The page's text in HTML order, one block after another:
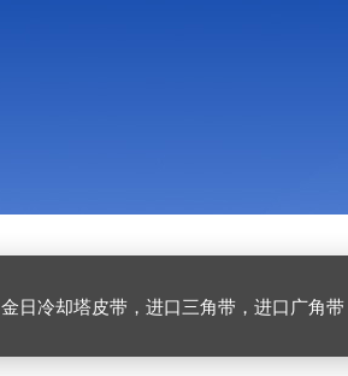
金日冷却塔皮带，进口三角带，进口广角带，进口同步带，进口空压机皮